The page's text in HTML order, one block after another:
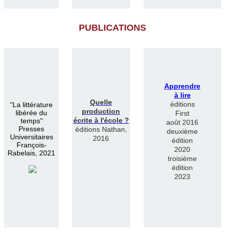
PUBLICATIONS
"La littérature
libérée du
temps"
Presses
Universitaires
François-
Rabelais, 2021
Quelle
production
écrite à l'école ?
éditions Nathan,
2016
Apprendre
à lire
éditions
First
août 2016
deuxième
édition
2020
troisième
édition
2023